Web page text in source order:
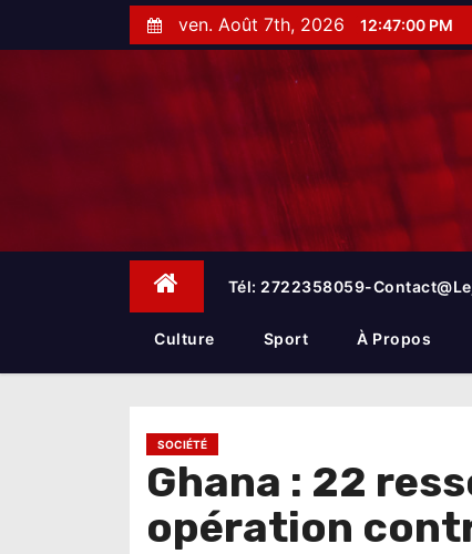
t
ven. Août 7th, 2026 12:47:02 PM
Tél: 2722358059-
Culture Sport À Propos
SOCIÉTÉ
Ghana : 22
opération